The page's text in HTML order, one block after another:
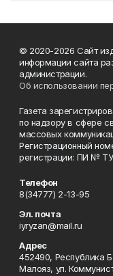
© 2020-2026 Сайт
информации сайта
администрации.
Об использовании
Газета
по надзору в сфере
массовых
Регистрационный
регистрации: ПИ №
Телефон
8(34777) 2-13-95
Эл. почта
iyryzan@mail.ru
Адрес
452490, Республика
Малояз, ул.